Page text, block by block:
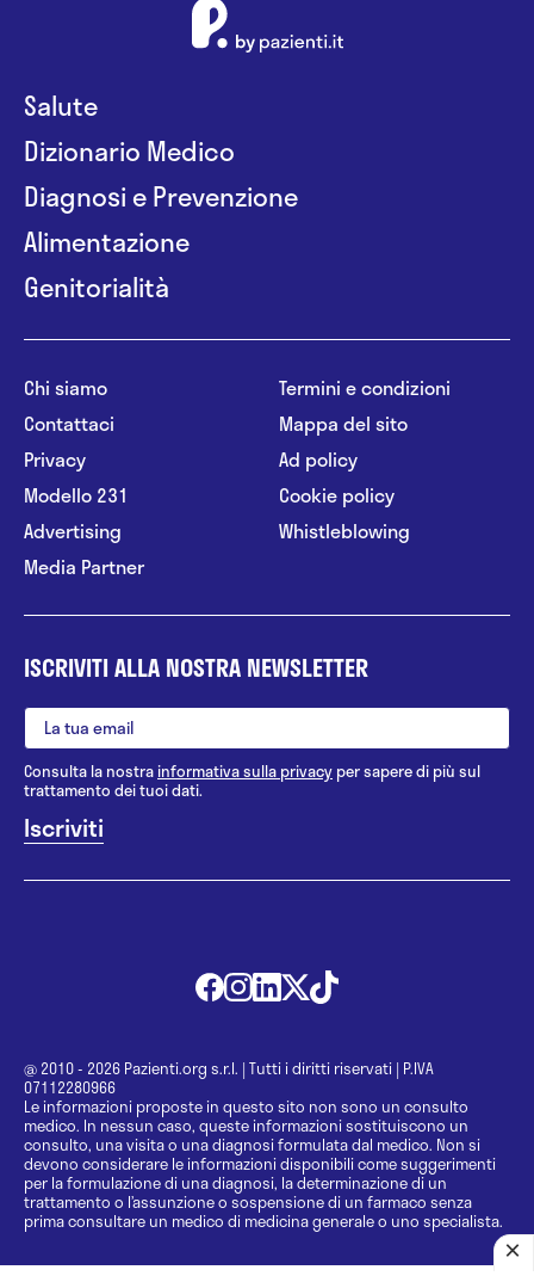
Salute
Dizionario Medico
Diagnosi e Prevenzione
Alimentazione
Genitorialità
Chi siamo
Contattaci
Privacy
Modello 231
Advertising
Media Partner
Termini e condizioni
Mappa del sito
Ad policy
Cookie policy
Whistleblowing
ISCRIVITI ALLA NOSTRA NEWSLETTER
Consulta la nostrainformativa sulla privacy per sapere di più sul
trattamento dei tuoi dati.
@ 2010 - 2026 Pazienti.org s.r.l. | Tutti i diritti riservati | P.IVA
07112280966
Le informazioni proposte in questo sito non sono un consulto
medico. In nessun caso, queste informazioni sostituiscono un
consulto, una visita o una diagnosi formulata dal medico. Non si
devono considerare le informazioni disponibili come suggerimenti
per la formulazione di una diagnosi, la determinazione di un
trattamento o l’assunzione o sospensione di un farmaco senza
prima consultare un medico di medicina generale o uno specialista.